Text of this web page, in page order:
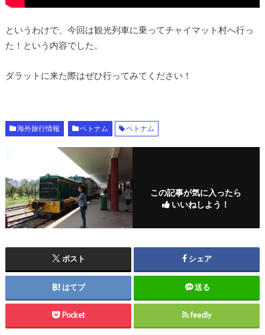
というわけで、今回は観光列車に乗ってチャイマット村へ行っ
た！という内容でした。
ダラットに来た際はぜひ行ってみてください！
海外旅行情報 ベトナム ベトナム
この記事が気に入ったら
いいねしよう！
ポスト シェア
はてブ 送る
Pocket feedly